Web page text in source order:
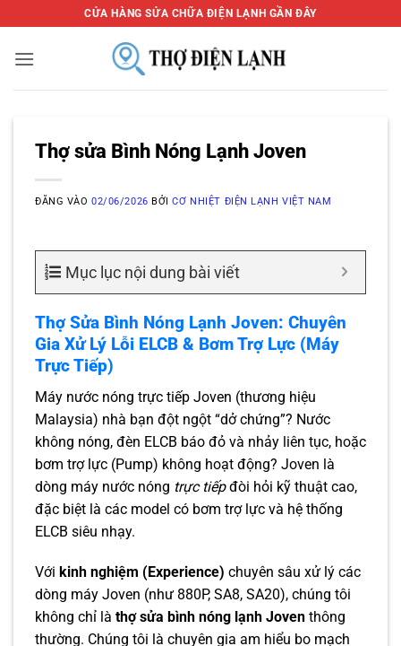
qua
nội
CỬA HÀNG SỬA CHỮA ĐIỆN LẠNH GẦN ĐÂY
Thợ sửa Bình Nóng Lạnh Joven
ĐĂNG VÀO02/06/2026 BỞICƠ NHIỆT ĐIỆN LẠNH VIỆT NAM
Mục lục nội dung bài viết
Thợ Sửa Bình Nóng Lạnh Joven: Chuyên
Gia Xử Lý Lỗi ELCB & Bơm Trợ Lực (Máy
Trực Tiếp)
Máy nước nóng trực tiếp Joven (thương hiệu
Malaysia) nhà bạn đột ngột “dở chứng”? Nước
không nóng, đèn ELCB báo đỏ và nhảy liên tục, hoặc
bơm trợ lực (Pump) không hoạt động? Joven là
dòng máy nước nóng trực tiếpđòi hỏi kỹ thuật cao,
đặc biệt là các model có bơm trợ lực và hệ thống
ELCB siêu nhạy.
Với kinh nghiệm (Experience) chuyên sâu xử lý các
dòng máy Joven (như 880P, SA8, SA20), chúng tôi
không chỉ là thợ sửa bình nóng lạnh Joven thông
thường. Chúng tôi là chuyên gia am hiểu bo mạch